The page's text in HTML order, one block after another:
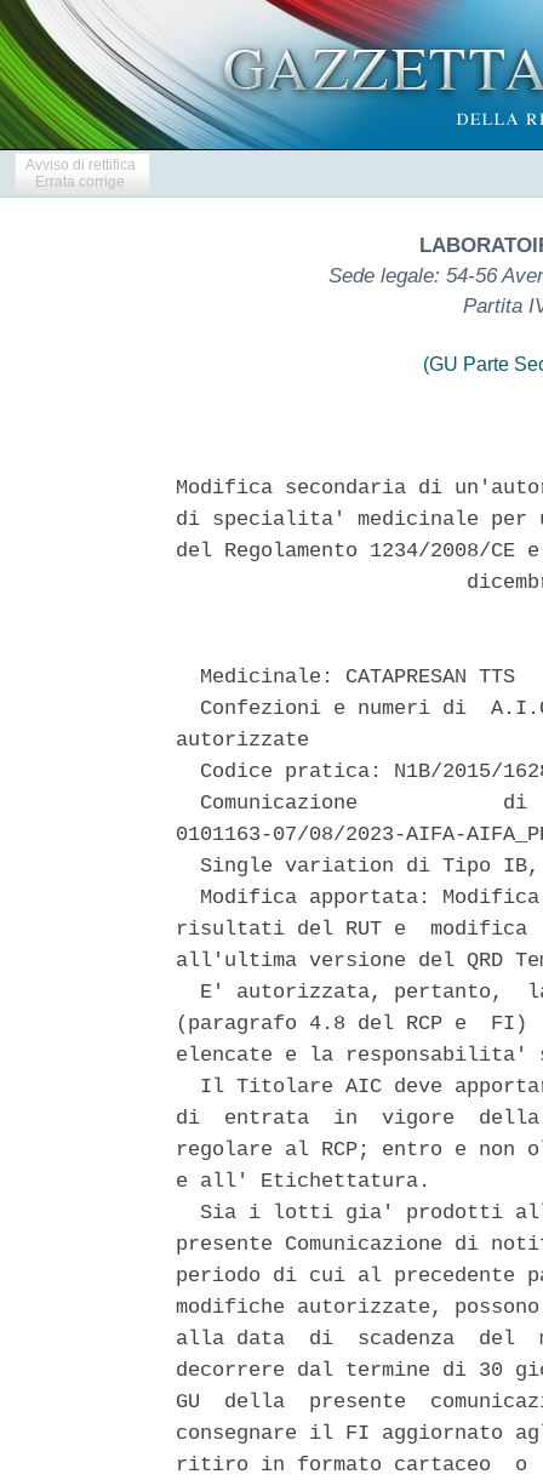
Avviso di rettifica
Errata corrige
Sede legale: 54-56
Partita
(GU Parte
Modifica secondaria di
di specialita' medicinale per
del Regolamento 1234/2008/
  Medicinale: CATAPRESAN TTS
Confezioni e numeri di
autorizzate
Codice pratica: N1B/2015/
Comunicazione            di
0101163-07/08/2023-AIFA-
Single variation di Tipo
Modifica apportata:
risultati del RUT e  modifica
all'ultima versione del QRD
E' autorizzata, pertanto,
(paragrafo 4.8 del RCP e
elencate e la
Il Titolare AIC deve
di  entrata  in  vigore  della
regolare al RCP; entro e non
e all' Etichettatura.
Sia i lotti gia' prodotti
presente Comunicazione di
periodo di cui al precedente
modifiche autorizzate,
alla data  di  scadenza  del
decorrere dal termine di 30
GU  della  presente
consegnare il FI aggiornato
ritiro in formato cartaceo